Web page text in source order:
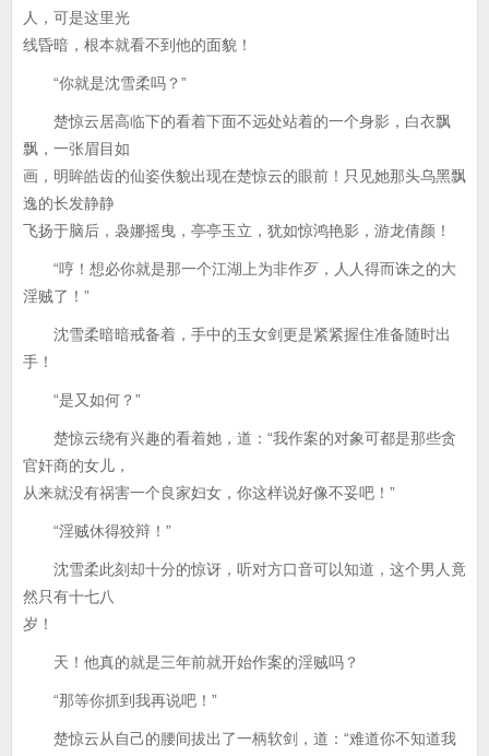
人，可是这里光
线昏暗，根本就看不到他的面貌！
“你就是沈雪柔吗？”
楚惊云居高临下的看着下面不远处站着的一个身影，白衣飘
飘，一张眉目如
画，明眸皓齿的仙姿佚貌出现在楚惊云的眼前！只见她那头乌黑飘
逸的长发静静
飞扬于脑后，袅娜摇曳，亭亭玉立，犹如惊鸿艳影，游龙倩颜！
“哼！想必你就是那一个江湖上为非作歹，人人得而诛之的大
淫贼了！”
沈雪柔暗暗戒备着，手中的玉女剑更是紧紧握住准备随时出
手！
“是又如何？”
楚惊云绕有兴趣的看着她，道：“我作案的对象可都是那些贪
官奸商的女儿，
从来就没有祸害一个良家妇女，你这样说好像不妥吧！”
“淫贼休得狡辩！”
沈雪柔此刻却十分的惊讶，听对方口音可以知道，这个男人竟
然只有十七八
岁！
天！他真的就是三年前就开始作案的淫贼吗？
“那等你抓到我再说吧！”
楚惊云从自己的腰间拔出了一柄软剑，道：“难道你不知道我